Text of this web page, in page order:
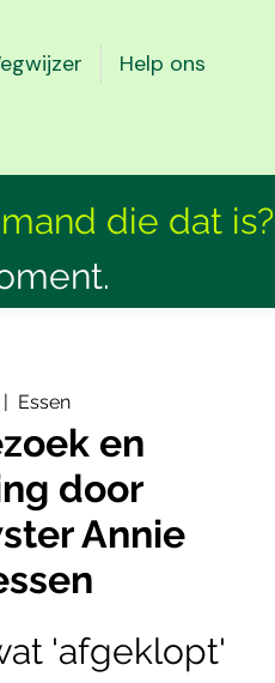
Help ons
die dat is?
Essen
en
door
Annie
'afgeklopt'